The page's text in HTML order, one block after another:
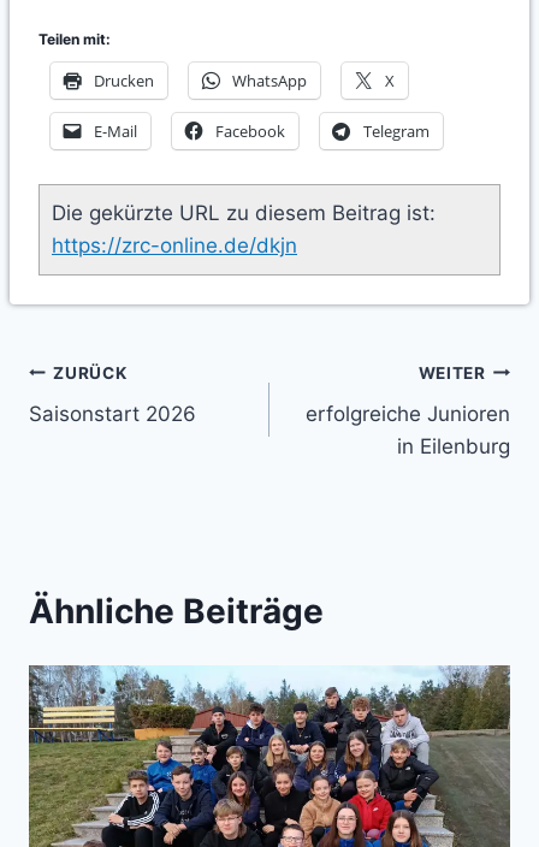
Teilen mit:
Drucken WhatsApp X
E-Mail Facebook Telegram
Die gekürzte URL zu diesem Beitrag ist:
https://zrc-online.de/dkjn
Beitragsnavigation
ZURÜCK
Saisonstart 2026
WEITER
erfolgreiche Junioren
in Eilenburg
Ähnliche Beiträge